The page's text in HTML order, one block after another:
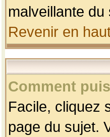
malveillante
Revenir en
Comment
Facile, cliquez
page du sujet.